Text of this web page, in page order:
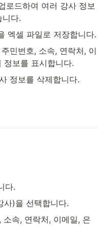
로드하여 여러 강사 정보
다.
엑셀 파일로 저장합니다.
민번호, 소속, 연락처, 이
정보를 표시합니다.
정보를 삭제합니다.
다.
사)을 선택합니다.
속, 연락처, 이메일, 은